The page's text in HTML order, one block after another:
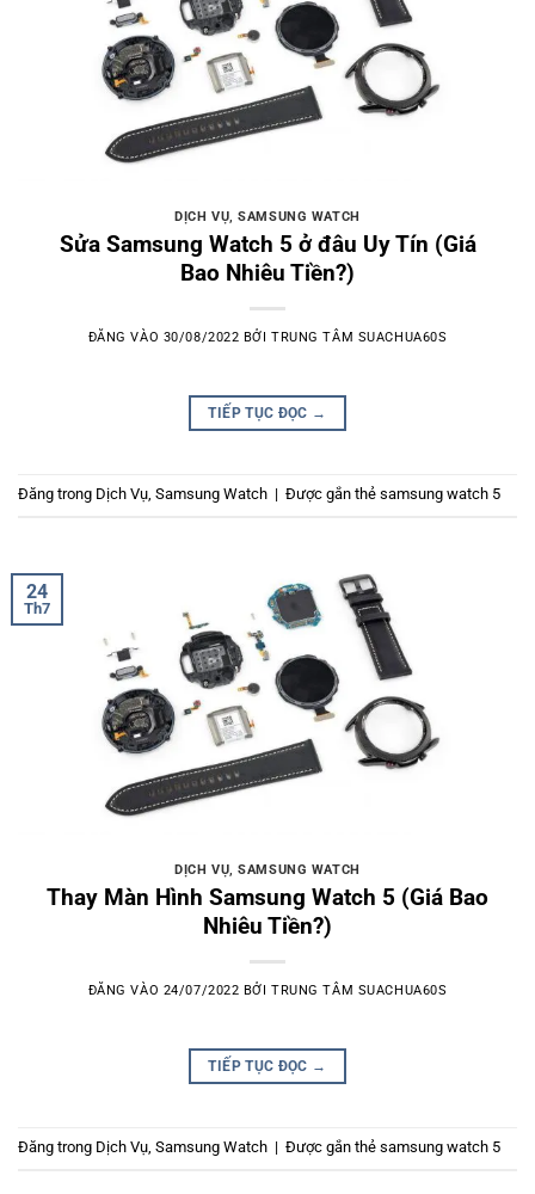
DỊCH VỤ,SAMSUNG WATCH
Sửa Samsung Watch 5 ở đâu Uy Tín (Giá
Bao Nhiêu Tiền?)
ĐĂNG VÀO 30/08/2022 BỞITRUNG TÂM SUACHUA60S
TIẾP TỤC ĐỌC →
Đăng trong Dịch Vụ, Samsung Watch | Được gắn thẻ samsung watch 5
24
Th7
DỊCH VỤ,SAMSUNG WATCH
Thay Màn Hình Samsung Watch 5 (Giá Bao
Nhiêu Tiền?)
ĐĂNG VÀO 24/07/2022 BỞITRUNG TÂM SUACHUA60S
TIẾP TỤC ĐỌC →
Đăng trong Dịch Vụ, Samsung Watch | Được gắn thẻ samsung watch 5